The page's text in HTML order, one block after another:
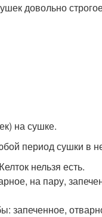
довольно
на сушке.
период сушки в
нельзя есть.
на пару,
запеченное,